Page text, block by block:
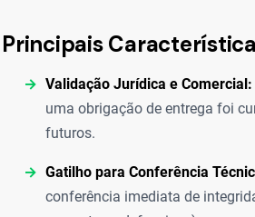
Principais
Validação Jurídica e Comercial:
uma obrigação de entrega foi
futuros.
Gatilho para Conferência
conferência imediata de